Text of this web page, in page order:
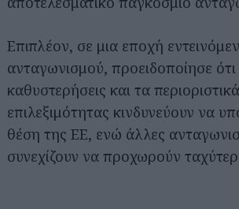
Επιπλέον, σε μια εποχή
ανταγωνισμού, προειδοποίησε ότι
καθυστερήσεις και τα
επιλεξιμότητας κινδυνεύουν να
θέση της ΕΕ, ενώ άλλες
συνεχίζουν να προχωρούν